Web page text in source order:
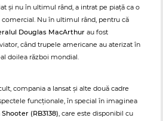
și nu în ultimul rând, a intrat pe piață ca o
comercial. Nu în ultimul rând, pentru că
Douglas MacArthur au fost
când trupele americane au aterizat în
doilea război mondial.
compania a lansat și alte două cadre
funcționale, în special în imaginea
(RB3138), care este disponibil cu